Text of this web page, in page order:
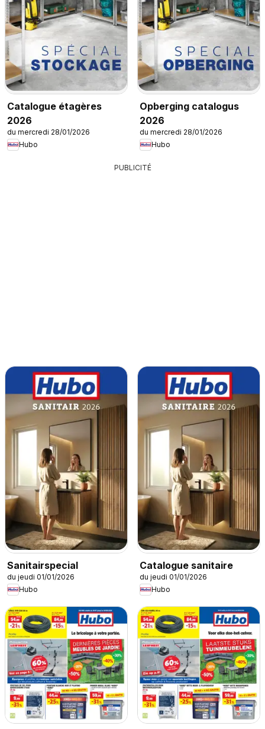
Catalogue étagères
2026
du mercredi 28/01/2026
Hubo
Opberging catalogus
2026
du mercredi 28/01/2026
Hubo
PUBLICITÉ
Sanitairspecial
du jeudi 01/01/2026
Hubo
Catalogue sanitaire
du jeudi 01/01/2026
Hubo